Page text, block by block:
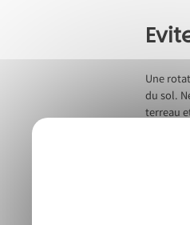
Une
du sol.
terreau
sol,